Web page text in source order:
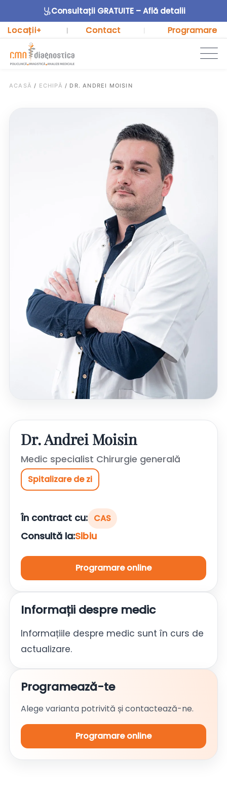
Consultații GRATUITE – Află detalii
Locații+ | Contact Programare
ACASĂ / ECHIPĂ / DR. ANDREI MOISIN
Dr. Andrei Moisin
Medic specialist Chirurgie generală
Spitalizare de zi
În contract cu: CAS
Consultă la:Sibiu
Programare online
Informații despre medic
Informațiile despre medic sunt în curs de
actualizare.
Programează-te
Alege varianta potrivită și contactează-ne.
Programare online